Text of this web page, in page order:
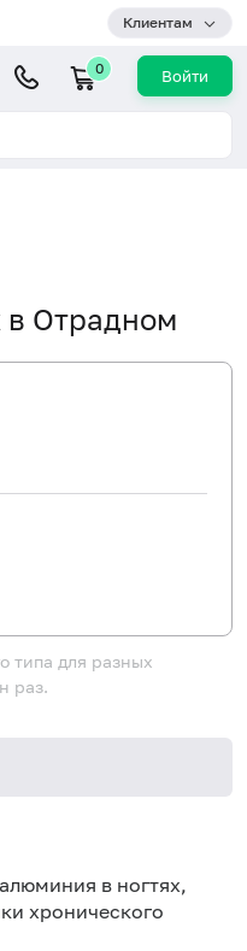
Клиентам
0 Войти
в Отрадном
типа для разных
раз.
в ногтях,
хронического